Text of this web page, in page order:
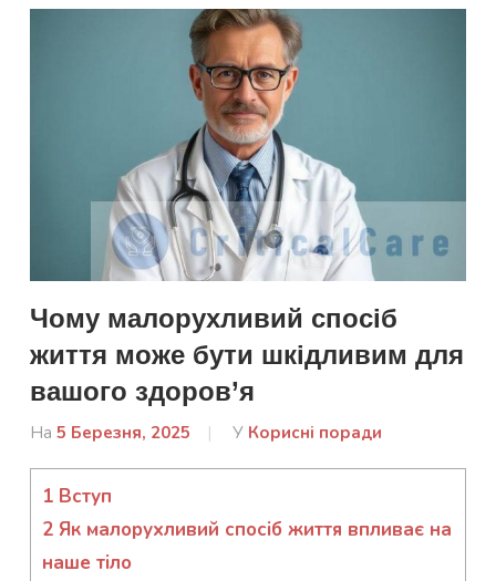
Чому малорухливий спосіб
життя може бути шкідливим для
вашого здоров’я
На 5 Березня, 2025
Від
У Корисні поради
1 Вступ
2 Як малорухливий спосіб життя впливає на
наше тіло